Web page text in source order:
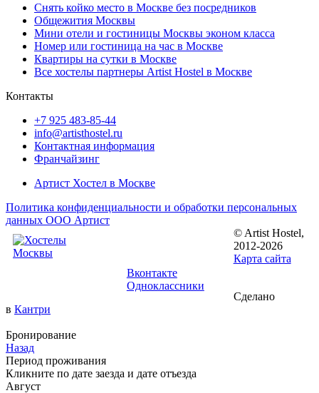
Снять койко место в Москве без посредников
Общежития Москвы
Мини отели и гостиницы Москвы эконом класса
Номер или гостиница на час в Москве
Квартиры на сутки в Москве
Все хостелы партнеры Artist Hostel в Москве
Контакты
+7 925 483-85-44
info@artisthostel.ru
Контактная информация
Франчайзинг
Артист Хостел в Москве
Политика конфиденциальности и обработки персональных
данных ООО Артист
Вконтакте
Одноклассники
© Artist Hostel,
2012-2026
Карта сайта
Сделано
в Кантри
Бронирование
Назад
Период проживания
Кликните по дате заезда и дате отъезда
Август